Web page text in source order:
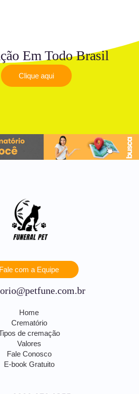
Em Todo Brasil
Clique aqui
Fale com a Equipe
Home
Crematório
de cremação
Valores
Fale Conosco
E-book Gratuito